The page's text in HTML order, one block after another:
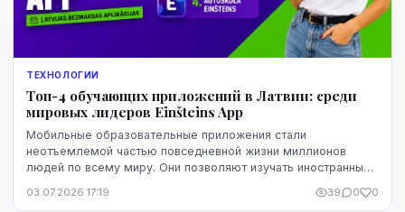
ТЕХНОЛОГИИ
Топ-4 обучающих приложений в Латвии: среди
мировых лидеров Einšteins App
Мобильные образовательные приложения стали
неотъемлемой частью повседневной жизни миллионов
людей по всему миру. Они позволяют изучать иностранные
03.07.2026 17:19 39 0 0